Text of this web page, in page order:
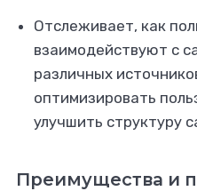
Отслеживает, как
взаимодействуют с
различных
оптимизировать
улучшить структуру
Преимущества и